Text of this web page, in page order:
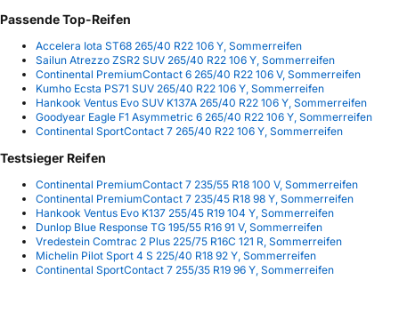
Passende Top-Reifen
Accelera Iota ST68 265/40 R22 106 Y, Sommerreifen
Sailun Atrezzo ZSR2 SUV 265/40 R22 106 Y, Sommerreifen
Continental PremiumContact 6 265/40 R22 106 V, Sommerreifen
Kumho Ecsta PS71 SUV 265/40 R22 106 Y, Sommerreifen
Hankook Ventus Evo SUV K137A 265/40 R22 106 Y, Sommerreifen
Goodyear Eagle F1 Asymmetric 6 265/40 R22 106 Y, Sommerreifen
Continental SportContact 7 265/40 R22 106 Y, Sommerreifen
Testsieger Reifen
Continental PremiumContact 7 235/55 R18 100 V, Sommerreifen
Continental PremiumContact 7 235/45 R18 98 Y, Sommerreifen
Hankook Ventus Evo K137 255/45 R19 104 Y, Sommerreifen
Dunlop Blue Response TG 195/55 R16 91 V, Sommerreifen
Vredestein Comtrac 2 Plus 225/75 R16C 121 R, Sommerreifen
Michelin Pilot Sport 4 S 225/40 R18 92 Y, Sommerreifen
Continental SportContact 7 255/35 R19 96 Y, Sommerreifen